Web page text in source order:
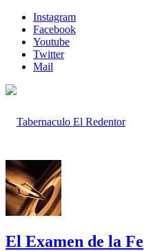
Instagram
Facebook
Youtube
Twitter
Mail
Inicio
El Examen de la Fe